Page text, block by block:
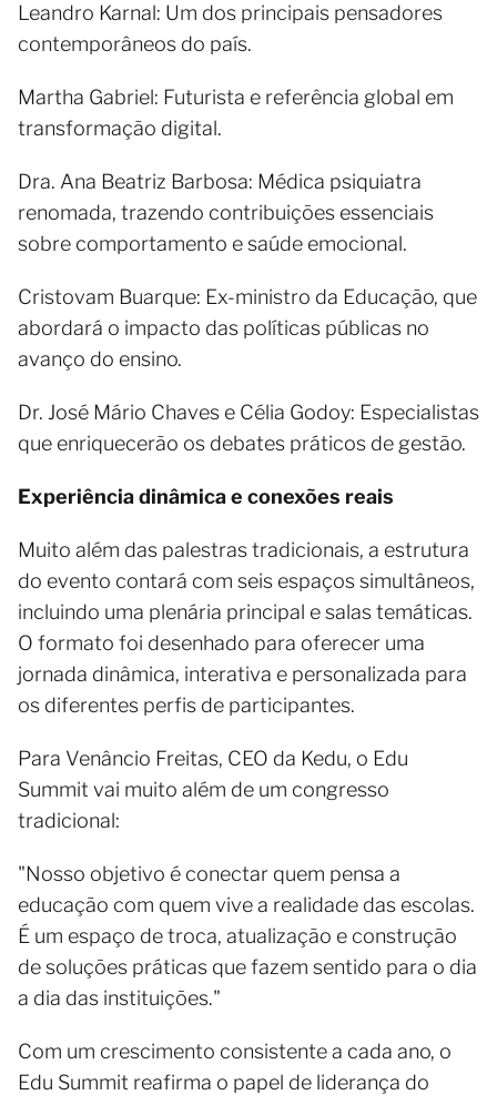
Leandro Karnal: Um dos principais pensadores
contemporâneos do país.
Martha Gabriel: Futurista e referência global em
transformação digital.
Dra. Ana Beatriz Barbosa: Médica psiquiatra
renomada, trazendo contribuições essenciais
sobre comportamento e saúde emocional.
Cristovam Buarque: Ex-ministro da Educação, que
abordará o impacto das políticas públicas no
avanço do ensino.
Dr. José Mário Chaves e Célia Godoy: Especialistas
que enriquecerão os debates práticos de gestão.
Experiência dinâmica e conexões reais
Muito além das palestras tradicionais, a estrutura
do evento contará com seis espaços simultâneos,
incluindo uma plenária principal e salas temáticas.
O formato foi desenhado para oferecer uma
jornada dinâmica, interativa e personalizada para
os diferentes perfis de participantes.
Para Venâncio Freitas, CEO da Kedu, o Edu
Summit vai muito além de um congresso
tradicional:
"Nosso objetivo é conectar quem pensa a
educação com quem vive a realidade das escolas.
É um espaço de troca, atualização e construção
de soluções práticas que fazem sentido para o dia
a dia das instituições."
Com um crescimento consistente a cada ano, o
Edu Summit reafirma o papel de liderança do